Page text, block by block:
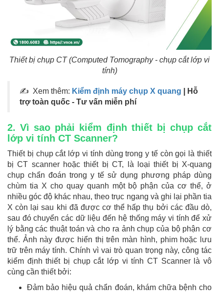
Thiết bị chụp CT (Computed Tomography - chụp cắt lớp vi
tính)
✍ Xem thêm: Kiểm định máy chụp X quang | Hỗ
trợ toàn quốc - Tư vấn miễn phí
2. Vì sao phải kiểm định thiết bị chụp cắt
lớp vi tính CT Scanner?
Thiết bị chụp cắt lớp vi tính dùng trong y tế còn gọi là thiết
bị CT scanner hoặc thiết bị CT, là loại thiết bị X-quang
chụp chẩn đoán trong y tế sử dụng phương pháp dùng
chùm tia X cho quay quanh một bộ phận của cơ thể, ở
nhiều góc độ khác nhau, theo trục ngang và ghi lại phần tia
X còn lại sau khi đã được cơ thể hấp thụ bởi các đầu dò,
sau đó chuyển các dữ liệu đến hệ thống máy vi tính để xử
lý bằng các thuật toán và cho ra ảnh chụp của bộ phận cơ
thể. Ảnh này được hiển thị trên màn hình, phim hoặc lưu
trữ trên máy tính. Chính vì vai trò quan trọng này, công tác
kiểm định thiết bị chụp cắt lớp vi tính CT Scanner là vô
cùng cần thiết bởi:
Đảm bảo hiệu quả chẩn đoán, khám chữa bệnh cho